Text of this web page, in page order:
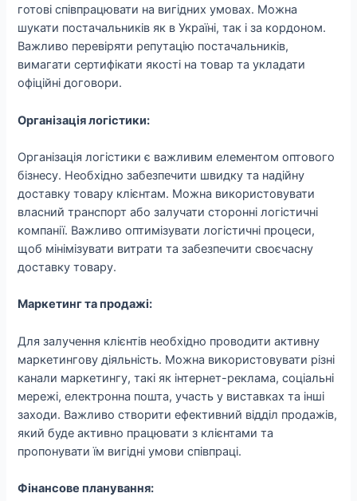
готові співпрацювати на вигідних умовах. Можна
шукати постачальників як в Україні, так і за кордоном.
Важливо перевіряти репутацію постачальників,
вимагати сертифікати якості на товар та укладати
офіційні договори.
Організація логістики:
Організація логістики є важливим елементом оптового
бізнесу. Необхідно забезпечити швидку та надійну
доставку товару клієнтам. Можна використовувати
власний транспорт або залучати сторонні логістичні
компанії. Важливо оптимізувати логістичні процеси,
щоб мінімізувати витрати та забезпечити своєчасну
доставку товару.
Маркетинг та продажі:
Для залучення клієнтів необхідно проводити активну
маркетингову діяльність. Можна використовувати різні
канали маркетингу, такі як інтернет-реклама, соціальні
мережі, електронна пошта, участь у виставках та інші
заходи. Важливо створити ефективний відділ продажів,
який буде активно працювати з клієнтами та
пропонувати їм вигідні умови співпраці.
Фінансове планування: